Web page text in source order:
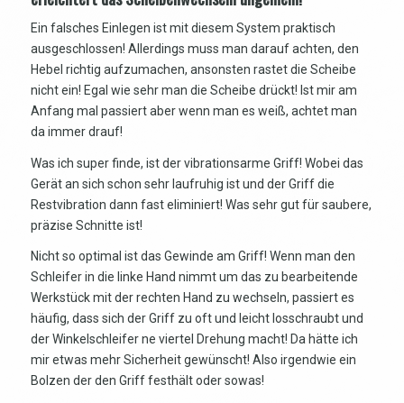
Ein falsches Einlegen ist mit diesem System praktisch
ausgeschlossen! Allerdings muss man darauf achten, den
Hebel richtig aufzumachen, ansonsten rastet die Scheibe
nicht ein! Egal wie sehr man die Scheibe drückt! Ist mir am
Anfang mal passiert aber wenn man es weiß, achtet man
da immer drauf!
Was ich super finde, ist der vibrationsarme Griff! Wobei das
Gerät an sich schon sehr laufruhig ist und der Griff die
Restvibration dann fast eliminiert! Was sehr gut für saubere,
präzise Schnitte ist!
Nicht so optimal ist das Gewinde am Griff! Wenn man den
Schleifer in die linke Hand nimmt um das zu bearbeitende
Werkstück mit der rechten Hand zu wechseln, passiert es
häufig, dass sich der Griff zu oft und leicht losschraubt und
der Winkelschleifer ne viertel Drehung macht! Da hätte ich
mir etwas mehr Sicherheit gewünscht! Also irgendwie ein
Bolzen der den Griff festhält oder sowas!